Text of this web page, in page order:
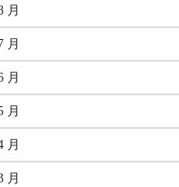
月
月
月
月
月
月